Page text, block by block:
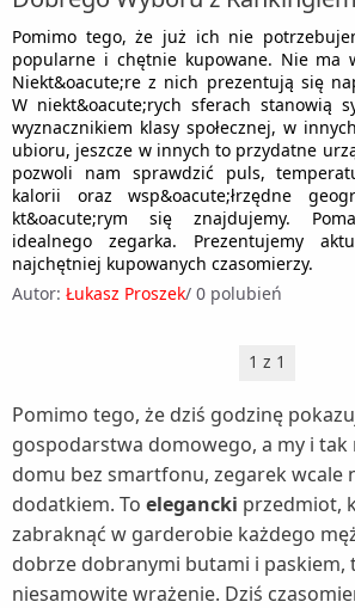
Myjki wodne (6)
Nawilżacze powietrza (5)
Nożyce do żywopłotu i trawy (5)
Oczyszczacze powietrza (5)
Odkurzacze ogrodowe (1)
Odśnieżarki (1)
Osuszacze powietrza (4)
Parownice do ubrań (1)
Rozdrabniacze do gałęzi (1)
Sauny (1)
Stacje meteo (1)
Suszarki do grzybów (1)
Szampony do włosów (1)
Termometry (2)
Roboty kuchenne (5)
Sokowirówki (3)
Spieniacze do mleka (1)
Szybkowary (2)
Tostery (4)
Wagi kuchenne (3)
Wagi łazienkowe (3)
Wyciskarki do cytrusów (1)
Żelazka (5)
Rakiety tenisowe (1)
Rowery (9)
Kaski rowerowe (1)
Krzesełka rowerowe dla dzieci (1)
Liczniki rowerowe (1)
Opony rowerowe (1)
Siodełka rowerowe (1)
Torby i bagażniki rowerowe (1)
Rowerki biegowe (1)
Rowery treningowe (1)
Sanki i ślizgacze (1)
Wędki (1)
Wioślarze (1)
Skanery (1)
Tablice interaktywne (1)
Pomimo tego, że już ich nie
popularne i chętnie kupowane. Nie ma
Niekt&oacute;re z nich prezentują się
W niekt&oacute;rych sferach stanowią
wyznacznikiem klasy społecznej, w
ubioru, jeszcze w innych to przydatne
pozwoli nam sprawdzić puls,
kalorii oraz wsp&oacute;łrzędne
kt&oacute;rym się znajdujemy.
idealnego zegarka. Prezentujemy
najchętniej kupowanych czasomierzy.
Autor: Łukasz Proszek/ 0 polubień
1 z 1
Pomimo tego, że dziś godzinę
gospodarstwa domowego, a my i tak
domu bez smartfonu, zegarek wcale
dodatkiem. To elegancki przedmiot,
zabraknąć w garderobie każdego
dobrze dobranymi butami i paskiem,
niesamowite wrażenie. Dziś